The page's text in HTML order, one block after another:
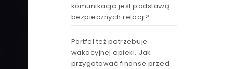
komunikacja jest podstawą
bezpiecznych relacji?
Portfel też potrzebuje
wakacyjnej opieki. Jak
przygotować finanse przed